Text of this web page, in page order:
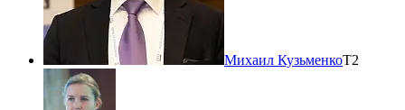
Михаил КузьменкоТ2